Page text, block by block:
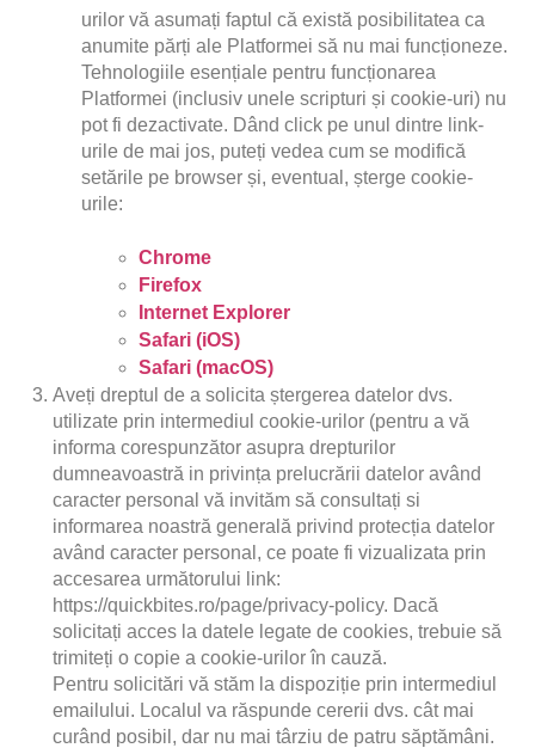
urilor vă asumați faptul că există posibilitatea ca
anumite părți ale Platformei să nu mai funcționeze.
Tehnologiile esențiale pentru funcționarea
Platformei (inclusiv unele scripturi și cookie-uri) nu
pot fi dezactivate. Dând click pe unul dintre link-
urile de mai jos, puteți vedea cum se modifică
setările pe browser și, eventual, șterge cookie-
urile:
Chrome
Firefox
Internet Explorer
Safari (iOS)
Safari (macOS)
Aveți dreptul de a solicita ștergerea datelor dvs.
utilizate prin intermediul cookie-urilor (pentru a vă
informa corespunzător asupra drepturilor
dumneavoastră in privința prelucrării datelor având
caracter personal vă invităm să consultați si
informarea noastră generală privind protecția datelor
având caracter personal, ce poate fi vizualizata prin
accesarea următorului link:
https://quickbites.ro/page/privacy-policy. Dacă
solicitați acces la datele legate de cookies, trebuie să
trimiteți o copie a cookie-urilor în cauză.
Pentru solicitări vă stăm la dispoziție prin intermediul
emailului. Localul va răspunde cererii dvs. cât mai
curând posibil, dar nu mai târziu de patru săptămâni.